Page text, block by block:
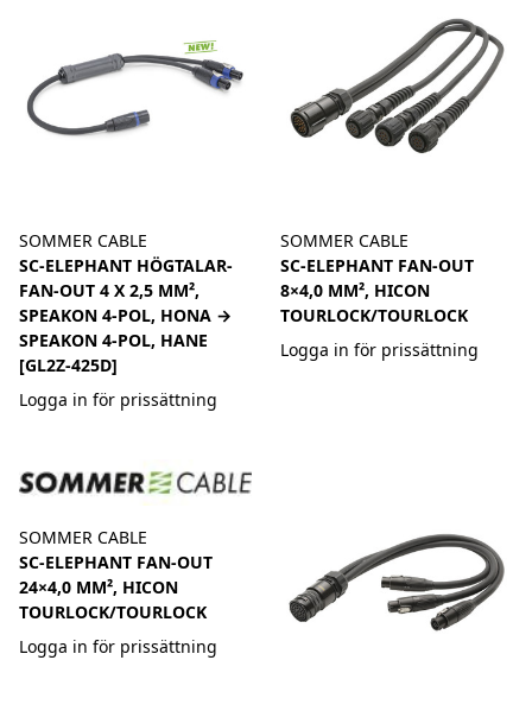
SOMMER CABLE
SC-ELEPHANT HÖGTALAR-
FAN-OUT 4 X 2,5 MM²,
SPEAKON 4-POL, HONA →
SPEAKON 4-POL, HANE
[GL2Z-425D]
Logga in för prissättning
SOMMER CABLE
SC-ELEPHANT FAN-OUT
8×4,0 MM², HICON
TOURLOCK/TOURLOCK
Logga in för prissättning
SOMMER CABLE
SC-ELEPHANT FAN-OUT
24×4,0 MM², HICON
TOURLOCK/TOURLOCK
Logga in för prissättning